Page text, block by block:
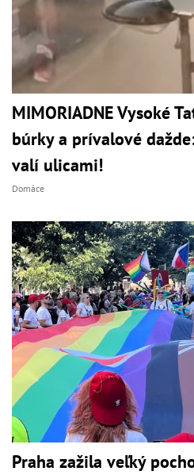
MIMORIADNE Vysoké
búrky a prívalové
valí ulicami!
Domáce
Praha zažila veľký